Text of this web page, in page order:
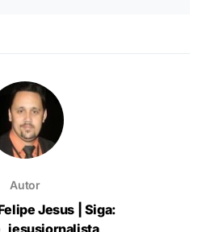
Autor
Jesus | Siga: